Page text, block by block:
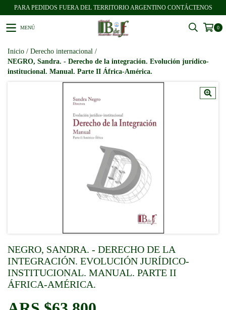
PARA PEDIDOS FUERA DEL TERRITORIO ARGENTINO CONTÁCTENOS
MENÚ 0
Inicio / Derecho internacional /
NEGRO, Sandra. - Derecho de la integración. Evolución jurídico-
institucional. Manual. Parte II África-América.
NEGRO, SANDRA. - DERECHO DE LA
INTEGRACIÓN. EVOLUCIÓN JURÍDICO-
INSTITUCIONAL. MANUAL. PARTE II
ÁFRICA-AMÉRICA.